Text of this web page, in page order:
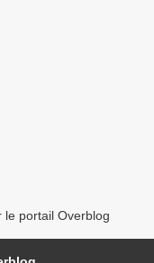
le portail Overblog